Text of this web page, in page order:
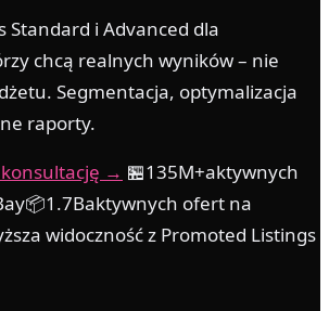
Standard i Advanced dla
chcą realnych wyników – nie
Segmentacja, optymalizacja
raporty.
konsultację → 🏪135M+aktywnych
ofert na
widoczność z Promoted Listings